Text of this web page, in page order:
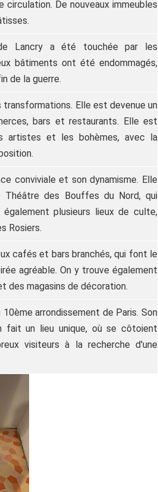
De nouveaux immeubles
Lancry a été touchée par les
bâtiments ont été endommagés,
de la guerre.
transformations. Elle est devenue un
bars et restaurants. Elle est
artistes et les bohèmes, avec la
conviviale et son dynamisme. Elle
des Bouffes du Nord, qui
plusieurs lieux de culte,
Rosiers.
cafés et bars branchés, qui font le
agréable. On y trouve également
des magasins de décoration.
arrondissement de Paris. Son
fait un lieu unique, où se côtoient
visiteurs à la recherche d'une